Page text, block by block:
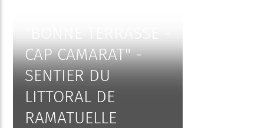
CAP CAMARAT" -
SENTIER DU
LITTORAL DE
RAMATUELLE